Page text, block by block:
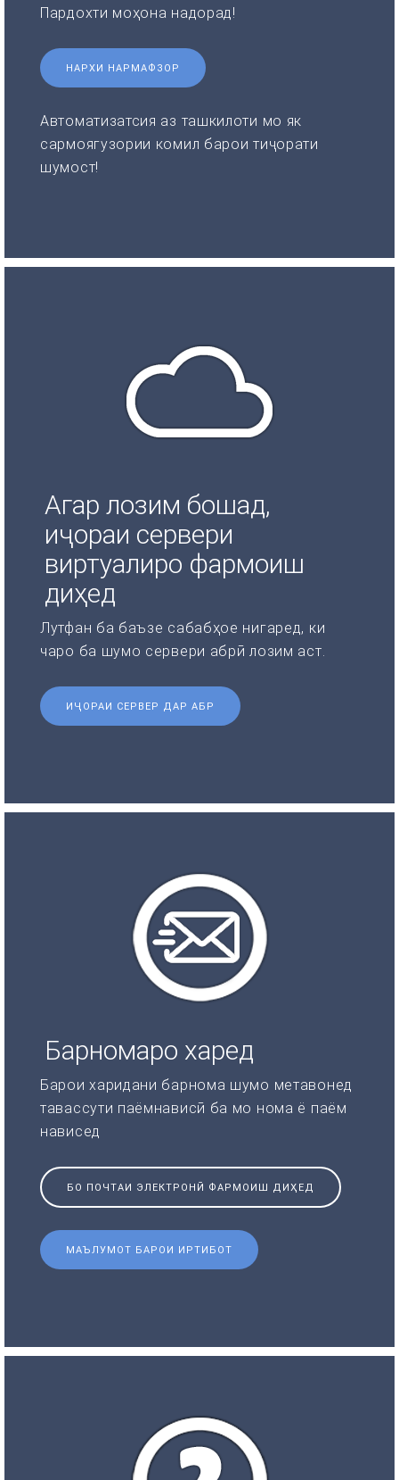
Пардохти моҳона надорад!
НАРХИ НАРМАФЗОР
Автоматизатсия аз ташкилоти мо як
сармоягузории комил барои тиҷорати
шумост!
Агар лозим бошад,
иҷораи сервери
виртуалиро фармоиш
диҳед
Лутфан ба баъзе сабабҳое нигаред, ки
чаро ба шумо сервери абрӣ лозим аст.
ИҶОРАИ СЕРВЕР ДАР АБР
Барномаро харед
Барои харидани барнома шумо метавонед
тавассути паёмнависӣ ба мо нома ё паём
нависед
БО ПОЧТАИ ЭЛЕКТРОНӢ ФАРМОИШ ДИҲЕД
МАЪЛУМОТ БАРОИ ИРТИБОТ